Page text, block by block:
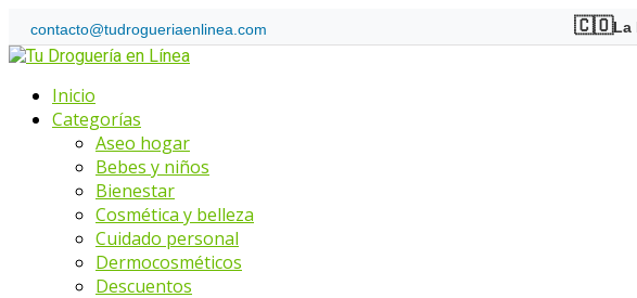
content
contacto@tudrogueriaenlinea.com 🇨🇴La
Home
Menu
Inicio
Categorías
Aseo hogar
Bebes y niños
Bienestar
Cosmética y belleza
Cuidado personal
Dermocosméticos
Descuentos